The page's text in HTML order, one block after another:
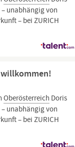
– unabhängig von
– bei ZURICH
Oberösterreich Doris
– unabhängig von
– bei ZURICH